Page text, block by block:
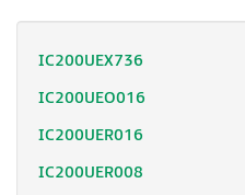
IC200UEX736
IC200UEO016
IC200UER016
IC200UER008